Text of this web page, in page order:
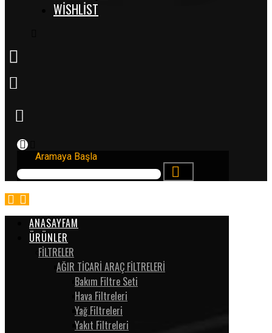
WISHLIST
Aramaya Başla
ANASAYFAM
ÜRÜNLER
FİLTRELER
AĞIR TİCARİ ARAÇ FİLTRELERİ
Bakım Filtre Seti
Hava Filtreleri
Yağ Filtreleri
Yakıt Filtreleri